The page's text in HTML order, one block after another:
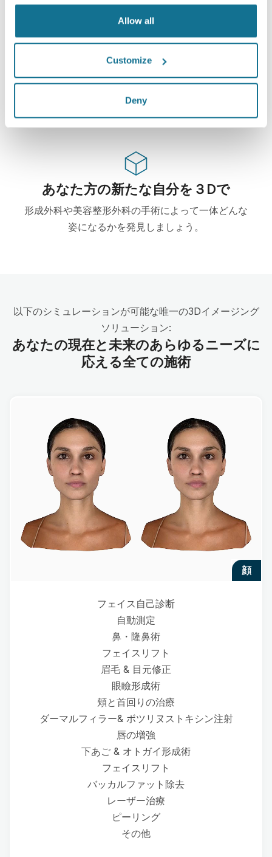
Allow all
Customize
Deny
ハイテク
この形成・美容整形外科用ウェブベース3Dシミュレ
ーターはすでに100からの外科医に使用されて、外
あなた方の新たな自分を３Dで
形成外科や美容整形外科の手術によって一体どんな
姿になるかを発見しましょう。
以下のシミュレーションが可能な唯一の3Dイメージング
ソリューション:
あなたの現在と未来のあらゆるニーズに
応える全ての施術
顔
フェイス自己診断
自動測定
鼻・隆鼻術
フェイスリフト
眉毛 & 目元修正
眼瞼形成術
頬と首回りの治療
ダーマルフィラー& ボツリヌストキシン注射
唇の増強
下あご & オトガイ形成術
フェイスリフト
バッカルファット除去
レーザー治療
ピーリング
その他